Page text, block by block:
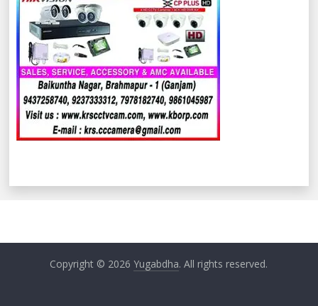
Copyright © 2026Yugabdha. All rights reserved.